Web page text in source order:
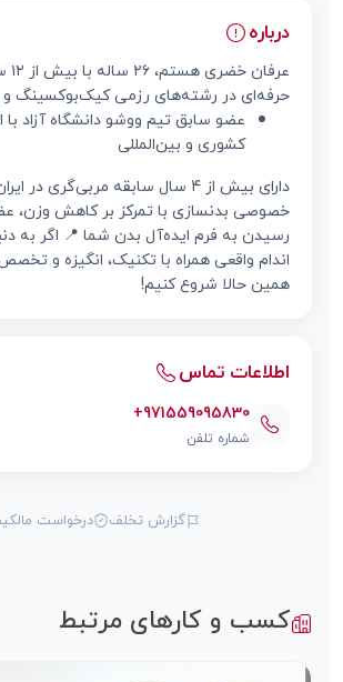
درباره
حرفه‌ای در رشته‌های رزمی کیک‌بوکسینگ
عضو سابق تیم ووشو دانشگاه آزاد با
کشوری و بین‌المللی
دارای بیش از ۴ سال سابقه مربی‌گری
خصوصی بدنسازی با تمرکز بر کاهش وزن،
رسیدن به فرم ایده‌آل بدن شما 📍 اگر به
اندام واقعی همراه با تکنیک، انگیزه و
همین حالا شروع کنیم!
اطلاعات تماس
+971559095830
شماره تلفن
گزارش تخلف درخواست
کسب و کارهای مرتبط